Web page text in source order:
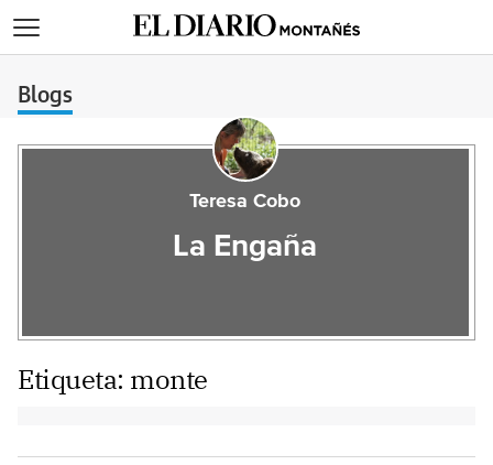
Blogs
Teresa Cobo
La Engaña
Etiqueta: monte